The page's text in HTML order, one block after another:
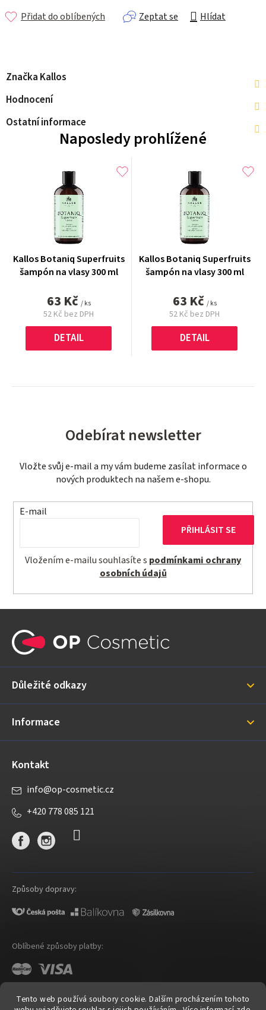
Tento web používá soubory cookie. Dalším procházením tohoto
Zeptat se Hlídat
Přidat do oblíbených
Značka Kallos
Hodnocení
Ostatní informace
Naposledy prohlížené
Kallos Botaniq Superfruits
šampón na vlasy 300 ml
63 Kč / ks
52 Kč bez DPH
Měrná
cena:
DETAIL
Kallos Botaniq Superfruits
šampón na vlasy 300 ml
63 Kč / ks
52 Kč bez DPH
Měrná
cena:
DETAIL
Odebírat newsletter
Vložte svůj e-mail a my vám budeme zasílat informace o
nových produktech na našem e-shopu.
E-mail
Vložením e-mailu souhlasíte s podmínkami ochrany
osobních údajů
PŘIHLÁSIT SE
a
í
Důležité odkazy
Informace
Kontakt
info@op-cosmetic.cz
+420 778 085 121
Způsoby dopravy:
Oblíbené způsoby platby: